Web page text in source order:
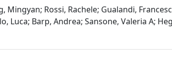
Mingyan; Rossi, Rachele; Gualandi,
Luca; Barp, Andrea; Sansone, Valeria A;